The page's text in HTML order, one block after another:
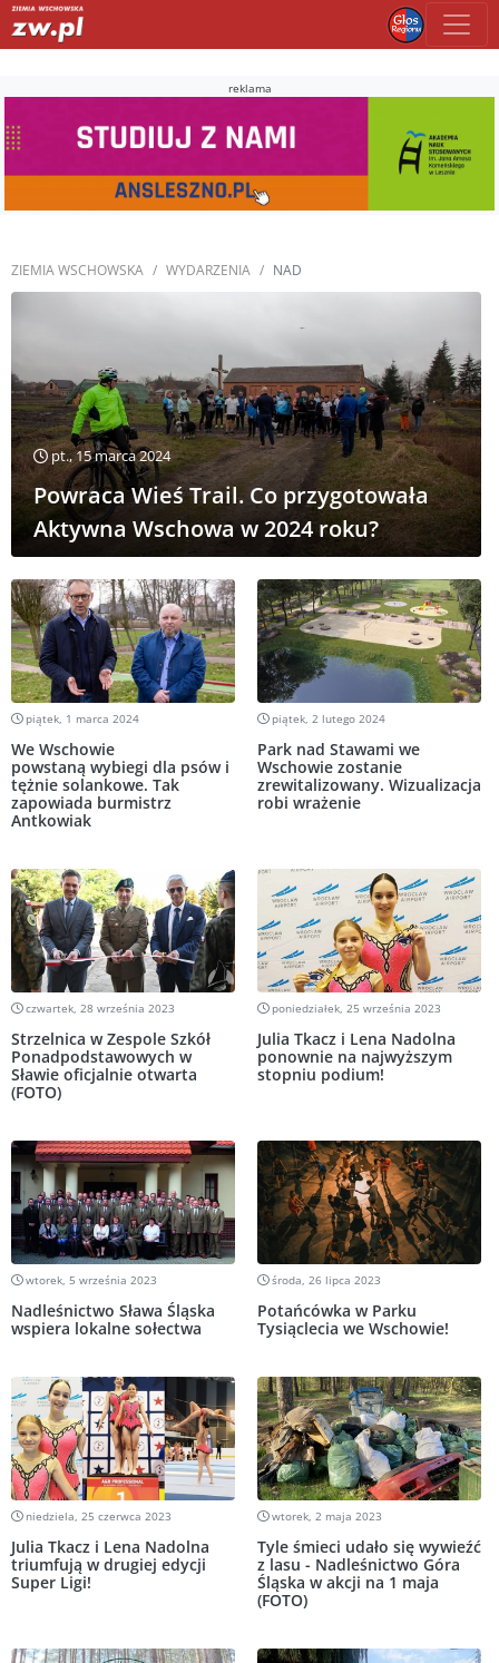
reklama
ZIEMIA WSCHOWSKA WYDARZENIA NAD
pt., 15 marca 2024
Powraca Wieś Trail. Co przygotowała
Aktywna Wschowa w 2024 roku?
piątek, 1 marca 2024
We Wschowie
powstaną wybiegi dla psów i
tężnie solankowe. Tak
zapowiada burmistrz
Antkowiak
piątek, 2 lutego 2024
Park nad Stawami we
Wschowie zostanie
zrewitalizowany. Wizualizacja
robi wrażenie
czwartek, 28 września 2023
Strzelnica w Zespole Szkół
Ponadpodstawowych w
Sławie oficjalnie otwarta
(FOTO)
poniedziałek, 25 września 2023
Julia Tkacz i Lena Nadolna
ponownie na najwyższym
stopniu podium!
wtorek, 5 września 2023
Nadleśnictwo Sława Śląska
wspiera lokalne sołectwa
środa, 26 lipca 2023
Potańcówka w Parku
Tysiąclecia we Wschowie!
niedziela, 25 czerwca 2023
Julia Tkacz i Lena Nadolna
triumfują w drugiej edycji
Super Ligi!
wtorek, 2 maja 2023
Tyle śmieci udało się wywieźć
z lasu - Nadleśnictwo Góra
Śląska w akcji na 1 maja
(FOTO)